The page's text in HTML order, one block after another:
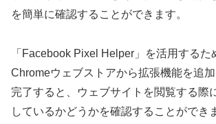
を簡単に確認することができます。
「Facebook Pixel Helper」を活用するた
Chromeウェブストアから拡張機能を追
完了すると、ウェブサイトを閲覧する際
しているかどうかを確認することができ